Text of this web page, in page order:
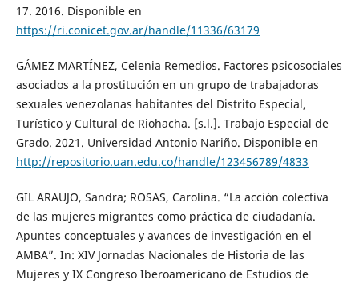
17. 2016. Disponible en
https://ri.conicet.gov.ar/handle/11336/63179
GÁMEZ MARTÍNEZ, Celenia Remedios. Factores psicosociales
asociados a la prostitución en un grupo de trabajadoras
sexuales venezolanas habitantes del Distrito Especial,
Turístico y Cultural de Riohacha. [s.l.]. Trabajo Especial de
Grado. 2021. Universidad Antonio Nariño. Disponible en
http://repositorio.uan.edu.co/handle/123456789/4833
GIL ARAUJO, Sandra; ROSAS, Carolina. “La acción colectiva
de las mujeres migrantes como práctica de ciudadanía.
Apuntes conceptuales y avances de investigación en el
AMBA”. In: XIV Jornadas Nacionales de Historia de las
Mujeres y IX Congreso Iberoamericano de Estudios de